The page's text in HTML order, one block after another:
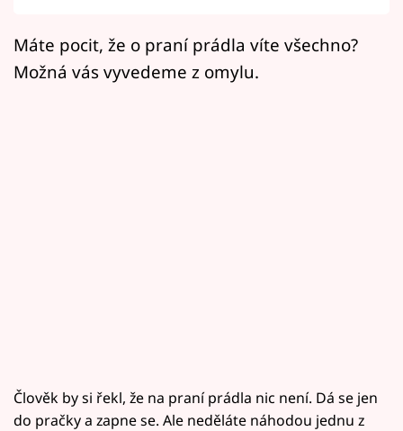
Mámy sobě
Máte pocit, že o praní prádla víte všechno?
Možná vás vyvedeme z omylu.
Člověk by si řekl, že na praní prádla nic není. Dá se jen
do pračky a zapne se. Ale neděláte náhodou jednu z